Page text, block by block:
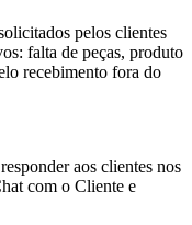
pelos clientes
falta de peças, produto
recebimento fora do
aos clientes nos
com o Cliente e